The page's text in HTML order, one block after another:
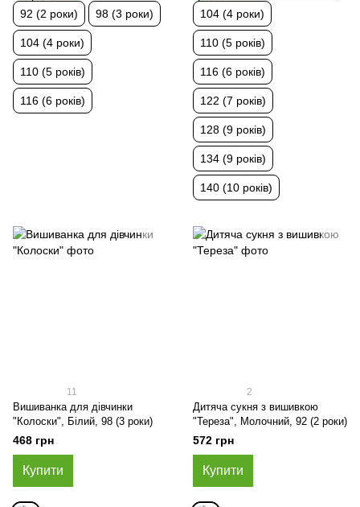
92 (2 роки) 98 (3 роки)
104 (4 роки)
110 (5 років)
116 (6 років)
104 (4 роки)
110 (5 років)
116 (6 років)
122 (7 років)
128 (9 років)
134 (9 років)
140 (10 років)
11
Вишиванка для дівчинки
"Колоски", Білий, 98 (3 роки)
468 грн
Купити
2
Дитяча сукня з вишивкою
"Тереза", Молочний, 92 (2 роки)
572 грн
Купити